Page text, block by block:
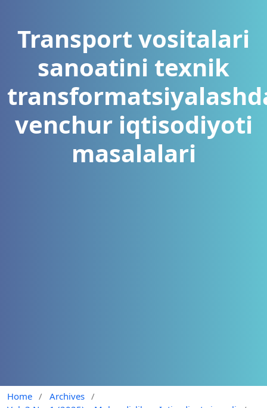
Transport vositalari
sanoatini texnik
venchur iqtisodiyoti
masalalari
Home / Archives /